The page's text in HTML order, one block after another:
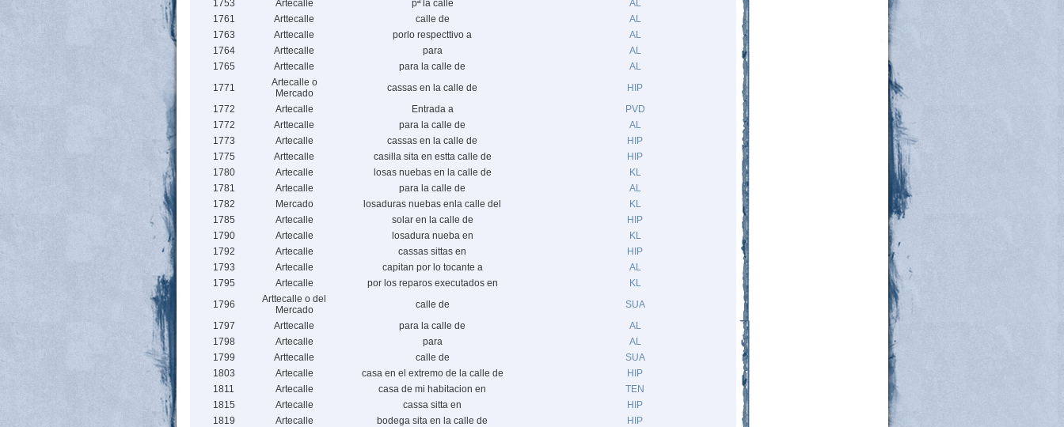
1753
Artecalle pª la calle
AL
1761
Arttecalle calle de
AL
1763
Arttecalle porlo respecttivo a
AL
1764
Arttecalle para
AL
1765
Arttecalle para la calle de
AL
1771
Artecalle o
Mercado
cassas en la calle de
HIP
1772
Artecalle Entrada a
PVD
1772
Arttecalle para la calle de
AL
1773
Artecalle cassas en la calle de
HIP
1775
Arttecalle casilla sita en estta calle de
HIP
1780
Artecalle losas nuebas en la calle de
KL
1781
Artecalle para la calle de
AL
1782
Mercado losaduras nuebas enla calle del
KL
1785
Artecalle solar en la calle de
HIP
1790
Artecalle losadura nueba en
KL
1792
Artecalle cassas sittas en
HIP
1793
Artecalle capitan por lo tocante a
AL
1795
Artecalle por los reparos executados en
KL
1796
Arttecalle o del
Mercado
calle de
SUA
1797
Arttecalle para la calle de
AL
1798
Artecalle para
AL
1799
Arttecalle calle de
SUA
1803
Artecalle casa en el extremo de la calle de
HIP
1811
Artecalle casa de mi habitacion en
TEN
1815
Artecalle cassa sitta en
HIP
1819
Artecalle bodega sita en la calle de
HIP